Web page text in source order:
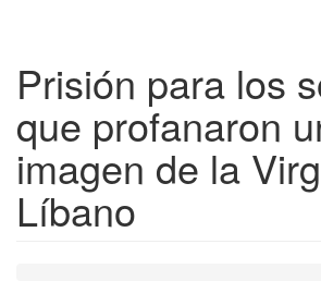
Prisión para los
que profanaron
imagen de la
Líbano